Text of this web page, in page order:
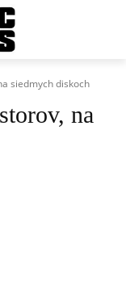
siedmych diskoch
na